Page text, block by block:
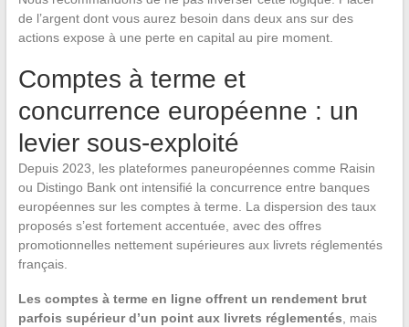
de l’argent dont vous aurez besoin dans deux ans sur des
actions expose à une perte en capital au pire moment.
Comptes à terme et
concurrence européenne : un
levier sous-exploité
Depuis 2023, les plateformes paneuropéennes comme Raisin
ou Distingo Bank ont intensifié la concurrence entre banques
européennes sur les comptes à terme. La dispersion des taux
proposés s’est fortement accentuée, avec des offres
promotionnelles nettement supérieures aux livrets réglementés
français.
Les comptes à terme en ligne offrent un rendement brut
parfois supérieur d’un point aux livrets réglementés , mais